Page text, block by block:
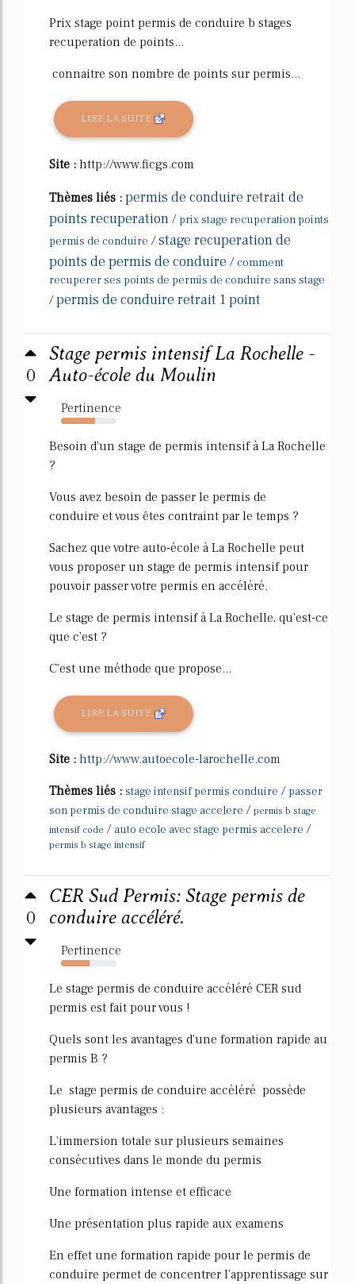
Prix stage point permis de conduire b stages
recuperation de points...
connaitre son nombre de points sur permis...
LIRE LA SUITE
Site : http://www.ficgs.com
Thèmes liés : permis de conduire retrait de
points recuperation / prix stage recuperation points
permis de conduire /stage recuperation de
points de permis de conduire / comment
recuperer ses points de permis de conduire sans stage
/permis de conduire retrait 1 point
0
Stage permis intensif La Rochelle -
Auto-école du Moulin
Pertinence
61%
Besoin d'un stage de permis intensif à La Rochelle
?
Vous avez besoin de passer le permis de
conduire et vous êtes contraint par le temps ?
Sachez que votre auto-école à La Rochelle peut
vous proposer un stage de permis intensif pour
pouvoir passer votre permis en accéléré.
Le stage de permis intensif à La Rochelle, qu'est-ce
que c'est ?
C'est une méthode que propose...
LIRE LA SUITE
Site : http://www.autoecole-larochelle.com
Thèmes liés : stage intensif permis conduire / passer
son permis de conduire stage accelere / permis b stage
intensif code / auto ecole avec stage permis accelere /
permis b stage intensif
0
CER Sud Permis: Stage permis de
conduire accéléré.
Pertinence
52%
Le stage permis de conduire accéléré CER sud
permis est fait pour vous !
Quels sont les avantages d'une formation rapide au
permis B ?
Le stage permis de conduire accéléré possède
plusieurs avantages :
L'immersion totale sur plusieurs semaines
consécutives dans le monde du permis
Une formation intense et efficace
Une présentation plus rapide aux examens
En effet une formation rapide pour le permis de
conduire permet de concentrer l'apprentissage sur